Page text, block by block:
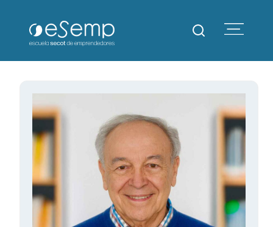
Escuela SECOT de
Emprendedores – eSemp